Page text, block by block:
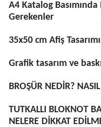
A4 Katalog
Gerekenler
35x50 cm Afiş
Grafik tasarım ve
BROŞÜR NEDİR?
TUTKALLI BLOKNOT
NELERE DİKKAT